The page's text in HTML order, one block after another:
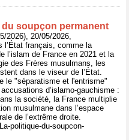
du soupçon permanent
2026), 20/05/2026,
l’État français, comme la
l’islam de France en 2021 et la
des Frères musulmans, les
dans le viseur de l’État.
le "séparatisme et l'entrisme"
d’islamo-gauchisme :
la société, la France multiplie
musulmane dans l’espace
de l’extrême droite.
politique-du-soupcon-